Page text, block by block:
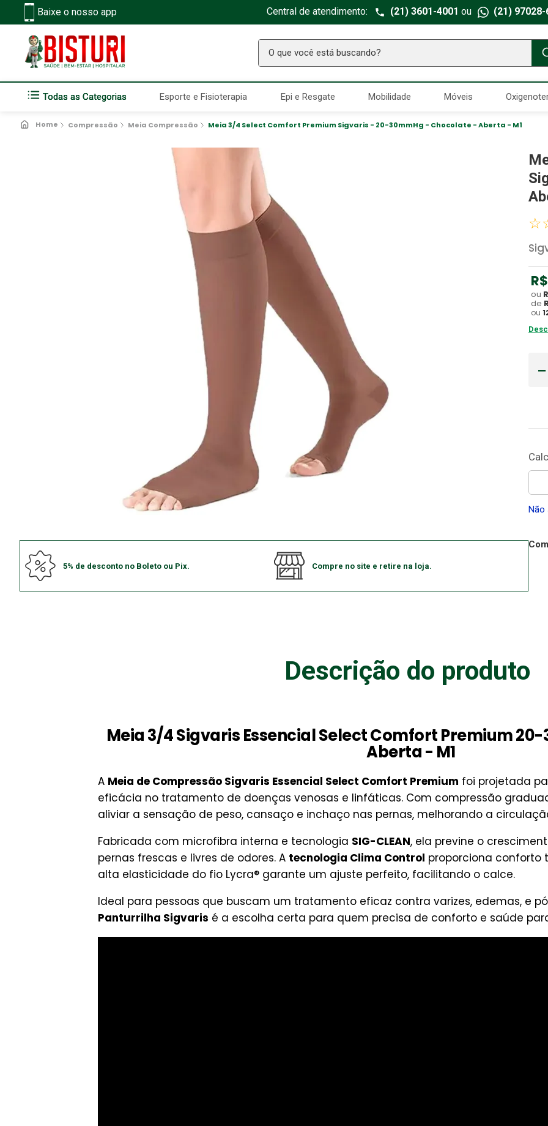
Baixe o nosso app Central de atendimento: (21) 3601-4001 ou (21) 97028-
O que você está buscando?
Todas as Categorias Esporte e Fisioterapia Epi e Resgate Mobilidade Móveis
Compressão Meia Compressão Meia 3/4 Select Comfort Premium Sigvaris - 20-30mmHg - Chocolate - Aberta - M1
5% de desconto no Boleto ou Pix. Compre no site e retire na loja.
☆
R$
ou
de
ou
－
Não
Descrição do produto
Meia 3/4 Sigvaris Essencial Select Comfort Premium
Aberta - M1
A Meia de Compressão Sigvaris Essencial Select Comfort Premium foi projetada
eficácia no tratamento de doenças venosas e linfáticas. Com compressão
aliviar a sensação de peso, cansaço e inchaço nas pernas, melhorando a
Fabricada com microfibra interna e tecnologia SIG-CLEAN, ela previne o
pernas frescas e livres de odores. A tecnologia Clima Control proporciona conforto
alta elasticidade do fio Lycra® garante um ajuste perfeito, facilitando o calce.
Ideal para pessoas que buscam um tratamento eficaz contra varizes, edemas, e
Panturrilha Sigvaris é a escolha certa para quem precisa de conforto e saúde
TERMOS MAIS BUSCADOS
Seringa Insulina
2º Fralda Geriatrica
Gaze Esteril
Aparelho Pressão
Cadeira Banho